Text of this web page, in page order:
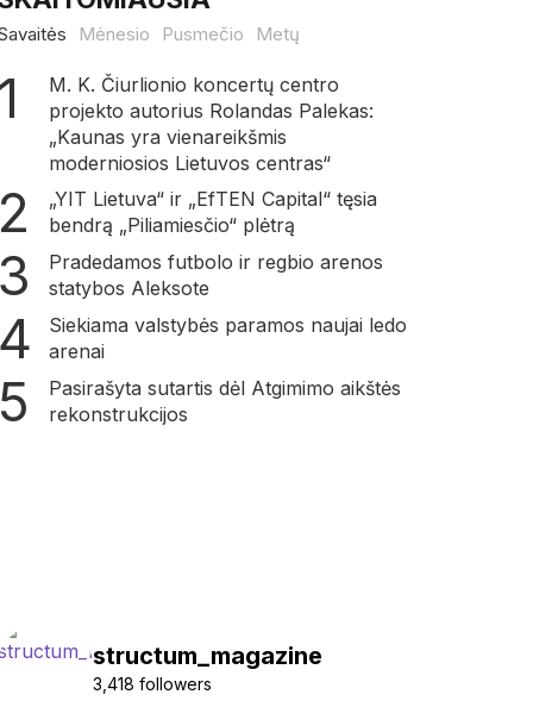
Mėnesio Pusmečio Metų
M. K. Čiurlionio koncertų centro
projekto autorius Rolandas Palekas:
„Kaunas yra vienareikšmis
moderniosios Lietuvos centras“
„YIT Lietuva“ ir „EfTEN Capital“ tęsia
bendrą „Piliamiesčio“ plėtrą
Pradedamos futbolo ir regbio arenos
statybos Aleksote
Siekiama valstybės paramos naujai ledo
arenai
Pasirašyta sutartis dėl Atgimimo aikštės
rekonstrukcijos
structum_magazine
3,418 followers